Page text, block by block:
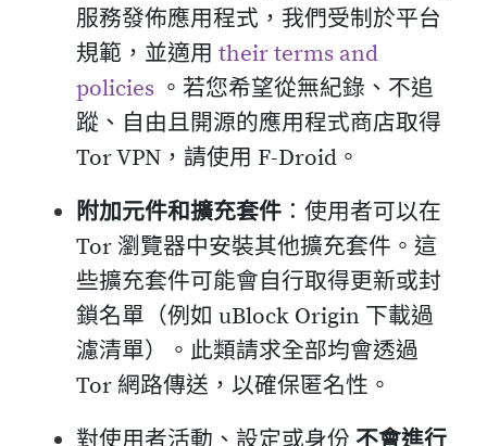
服務發佈應用程式，我們受制於平台
規範，並適用 their terms and
policies 。若您希望從無紀錄、不追
蹤、自由且開源的應用程式商店取得
Tor VPN，請使用 F-Droid。
附加元件和擴充套件 ：使用者可以在
Tor 瀏覽器中安裝其他擴充套件。這
些擴充套件可能會自行取得更新或封
鎖名單（例如 uBlock Origin 下載過
濾清單）。此類請求全部均會透過
Tor 網路傳送，以確保匿名性。
對使用者活動、設定或身份 不會進行